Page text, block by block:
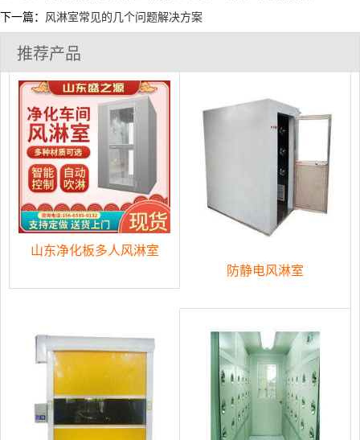
下一篇： 风淋室常见的几个问题解决方案
推荐产品
山东净化板多人风淋室
防静电风淋室